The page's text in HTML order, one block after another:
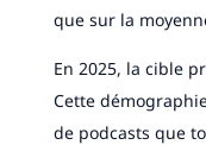
que sur la
En 2025, la cible
Cette
de podcasts que